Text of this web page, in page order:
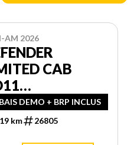
AM 2026
CAB
DEMO + BRP INCLUS
km
26805